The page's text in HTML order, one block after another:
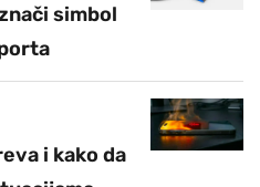
simbol
i kako da